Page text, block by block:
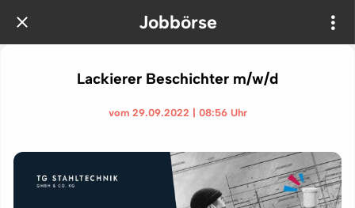
Jobbörse
Lackierer Beschichter m/w/d
vom 29.09.2022 | 08:56 Uhr